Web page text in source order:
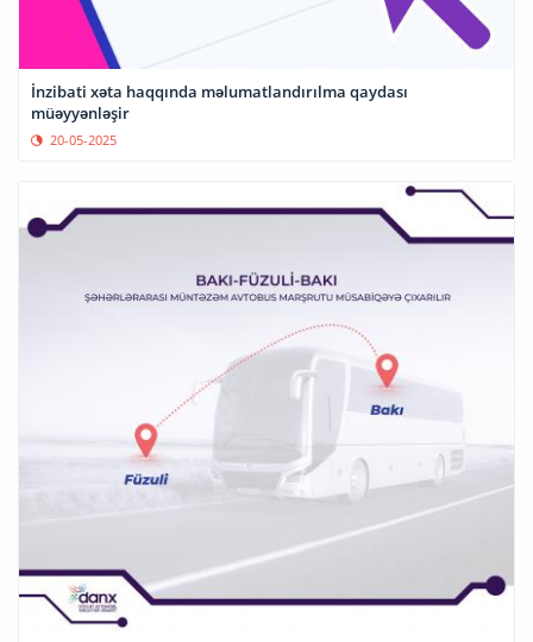
İnzibati xəta haqqında məlumatlandırılma qaydası
müəyyənləşir
20-05-2025